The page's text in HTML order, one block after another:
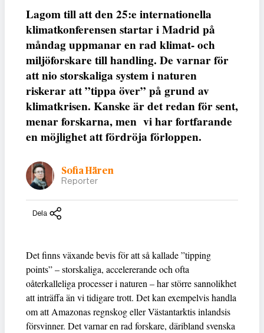
Lagom till att den 25:e internationella
klimatkonferensen startar i Madrid på
måndag uppmanar en rad klimat- och
miljöforskare till handling. De varnar för
att nio storskaliga system i naturen
riskerar att ”tippa över” på grund av
klimatkrisen. Kanske är det redan för sent,
menar forskarna, men vi har fortfarande
en möjlighet att fördröja förloppen.
Sofia Hären
Reporter
Dela
Det finns växande bevis för att så kallade ”tipping
points” – storskaliga, accelererande och ofta
oåterkalleliga processer i naturen – har större sannolikhet
att inträffa än vi tidigare trott. Det kan exempelvis handla
om att Amazonas regnskog eller Västantarktis inlandsis
försvinner. Det varnar en rad forskare, däribland svenska